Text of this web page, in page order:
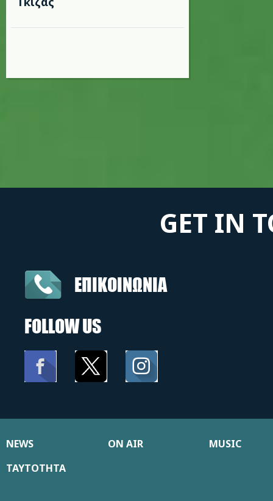
GET IN
ΕΠΙΚΟΙΝΩΝΙΑ
FOLLOW US
NEWS ON AIR
MUSIC
ΤΑΥΤΟΤΗΤΑ